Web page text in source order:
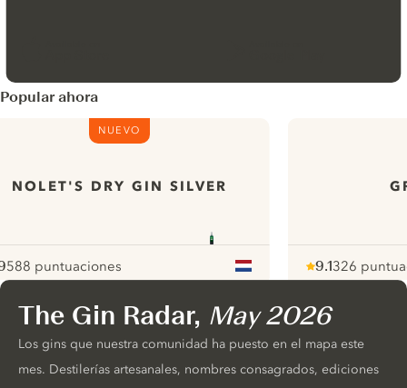
Popular ahora
NUEVO
NOLET'S DRY GIN SILVER
:
pour
588 puntuaciones
Note :
9.1
/ 10pour
326
ui.nextImg
The Gin Radar, May 2026
Los gins que nuestra comunidad ha puesto en el mapa este
mes. Destilerías artesanales, nombres consagrados, ediciones